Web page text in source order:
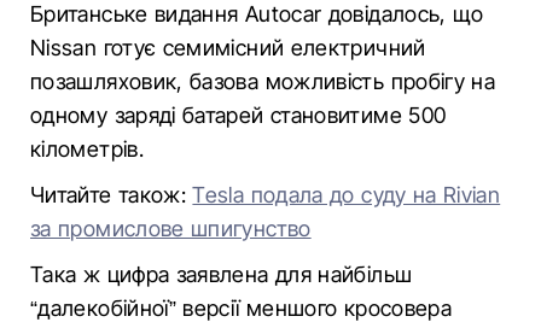
Британське видання Autocar довідалось, що
Nissan готує семимісний електричний
позашляховик, базова можливість пробігу на
одному заряді батарей становитиме 500
кілометрів.
Читайте також:Tesla подала до суду на Rivian
за промислове шпигунство
Така ж цифра заявлена для найбільш
“далекобійної” версії меншого кросовера